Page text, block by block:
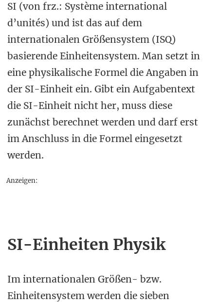
SI (von frz.: Système international
d’unités) und ist das auf dem
internationalen Größensystem (ISQ)
basierende Einheitensystem. Man setzt in
eine physikalische Formel die Angaben in
der SI-Einheit ein. Gibt ein Aufgabentext
die SI-Einheit nicht her, muss diese
zunächst berechnet werden und darf erst
im Anschluss in die Formel eingesetzt
werden.
Anzeigen:
SI-Einheiten Physik
Im internationalen Größen- bzw.
Einheitensystem werden die sieben